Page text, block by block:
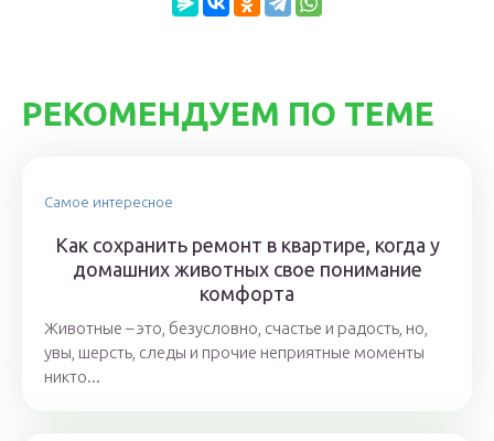
РЕКОМЕНДУЕМ ПО ТЕМЕ
Самое интересное
Как сохранить ремонт в квартире, когда у
домашних животных свое понимание
комфорта
Животные – это, безусловно, счастье и радость, но,
увы, шерсть, следы и прочие неприятные моменты
никто...